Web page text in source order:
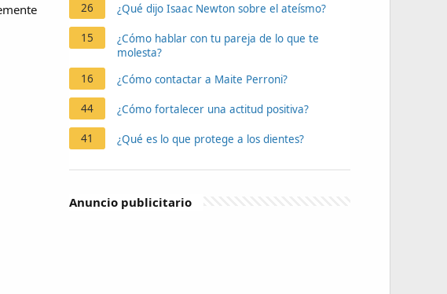
26 ¿Qué dijo Isaac Newton sobre el ateísmo?
15
¿Cómo hablar con tu pareja de lo que te
molesta?
16
¿Cómo contactar a Maite Perroni?
44 ¿Cómo fortalecer una actitud positiva?
41 ¿Qué es lo que protege a los dientes?
Anuncio publicitario